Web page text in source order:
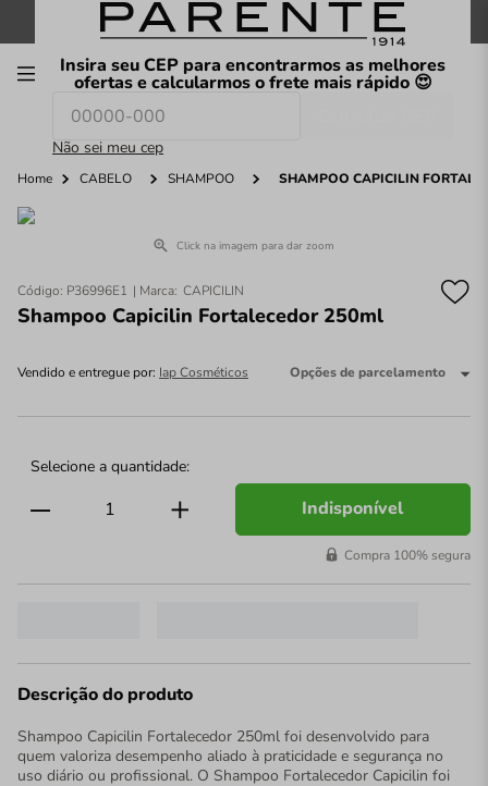
FRETE GRÁTIS nas compras a partir de R$199
Insira seu CEP para encontrarmos as melhores
ofertas e calcularmos o frete mais rápido 😍
Não sei meu cep
O que você procura hoje?
Home CABELO SHAMPOO SHAMPOO CAPICILIN
Click na imagem para dar zoom
Código: P36996E1 CAPICILIN
Shampoo Capicilin Fortalecedor 250ml
Vendido e entregue por: Iap Cosméticos Opções de parcelamento
Indisponível
Compra 100% segura
Descrição do produto
Shampoo Capicilin Fortalecedor 250ml foi desenvolvido para
quem valoriza desempenho aliado à praticidade e segurança no
uso diário ou profissional. O Shampoo Fortalecedor Capicilin foi